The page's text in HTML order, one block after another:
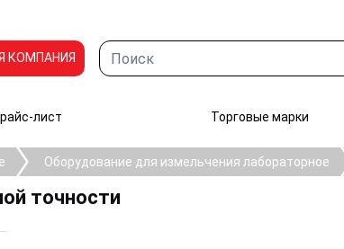
КОМПАНИЯ
лист Торговые марки
Оборудование для измельчения лабораторное
точности